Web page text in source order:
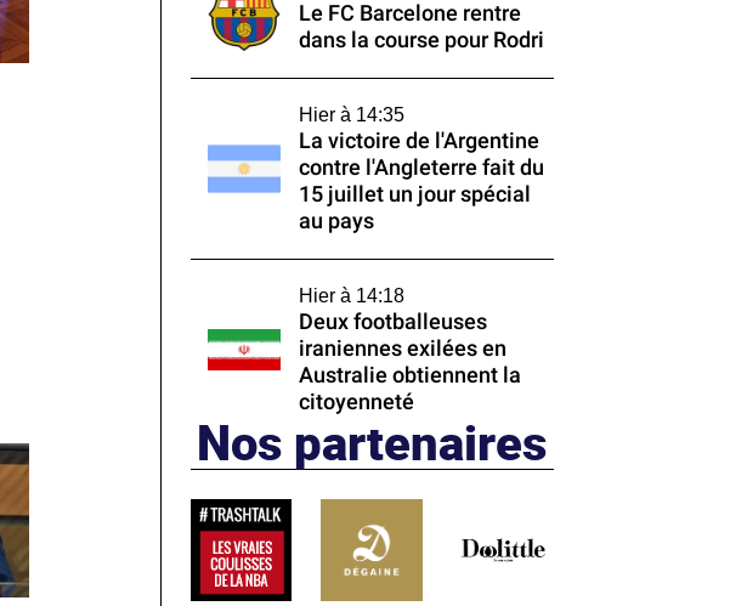
Le FC Barcelone rentre
dans la course pour Rodri
Hier à 14:35
La victoire de l'Argentine
contre l'Angleterre fait du
15 juillet un jour spécial
au pays
Hier à 14:18
Deux footballeuses
iraniennes exilées en
Australie obtiennent la
citoyenneté
Nos partenaires